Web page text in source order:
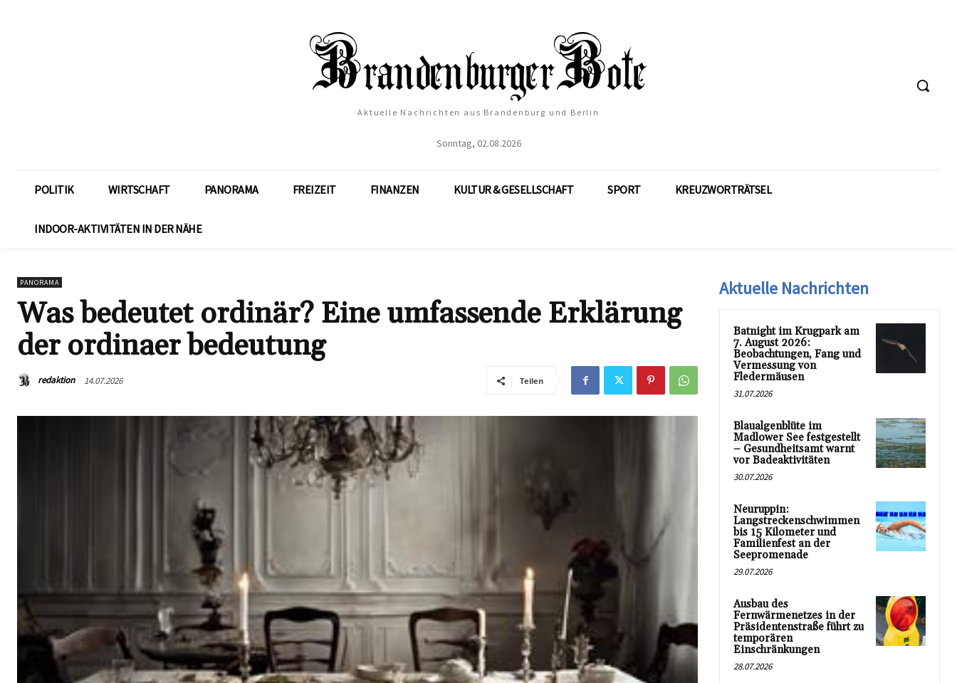
Aktuelle Nachrichten aus Brandenburg und Berlin
Sonntag, 02.08.2026
POLITIK WIRTSCHAFT PANORAMA FREIZEIT FINANZEN KULTUR & GESELLSCHAFT SPORT KREUZWORTRÄTSEL
INDOOR-AKTIVITÄTEN IN DER NÄHE
PANORAMA
Was bedeutet ordinär? Eine umfassende Erklärung
der ordinaer bedeutung
redaktion 14.07.2026 Teilen
Aktuelle Nachrichten
Batnight im Krugpark am
7. August 2026:
Beobachtungen, Fang und
Vermessung von
Fledermäusen
31.07.2026
Blaualgenblüte im
Madlower See festgestellt
– Gesundheitsamt warnt
vor Badeaktivitäten
30.07.2026
Neuruppin:
Langstreckenschwimmen
bis 15 Kilometer und
Familienfest an der
Seepromenade
29.07.2026
Ausbau des
Fernwärmenetzes in der
Präsidentenstraße führt zu
temporären
Einschränkungen
28.07.2026